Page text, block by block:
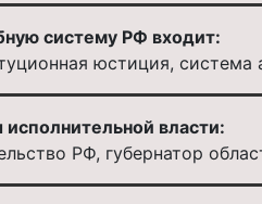
систему РФ входит:
юстиция,
власти:
РФ, губернатор